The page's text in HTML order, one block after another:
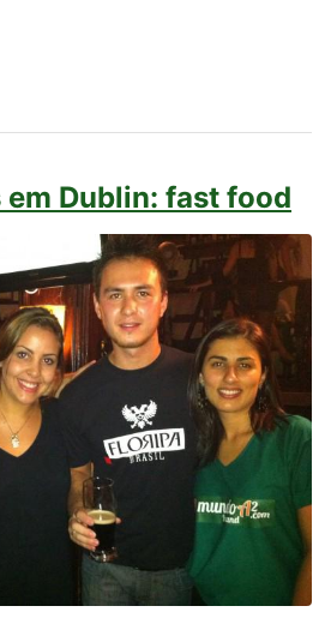
Dublin: fast food